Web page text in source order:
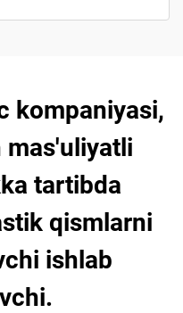
kompaniyasi,
mas'uliyatli
tartibda
qismlarni
ishlab